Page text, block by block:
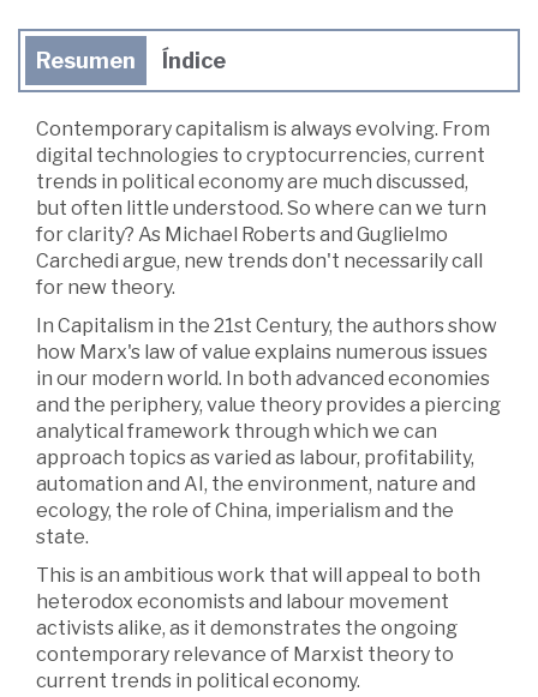
Resumen Índice
Contemporary capitalism is always evolving. From
digital technologies to cryptocurrencies, current
trends in political economy are much discussed,
but often little understood. So where can we turn
for clarity? As Michael Roberts and Guglielmo
Carchedi argue, new trends don't necessarily call
for new theory.
In Capitalism in the 21st Century, the authors show
how Marx's law of value explains numerous issues
in our modern world. In both advanced economies
and the periphery, value theory provides a piercing
analytical framework through which we can
approach topics as varied as labour, profitability,
automation and AI, the environment, nature and
ecology, the role of China, imperialism and the
state.
This is an ambitious work that will appeal to both
heterodox economists and labour movement
activists alike, as it demonstrates the ongoing
contemporary relevance of Marxist theory to
current trends in political economy.